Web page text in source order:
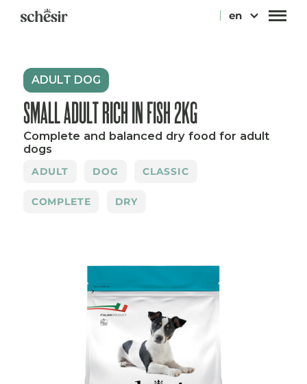
en
ADULT DOG
SMALL ADULT RICH IN FISH 2KG
Complete and balanced dry food for adult
dogs
ADULT DOG CLASSIC
COMPLETE DRY